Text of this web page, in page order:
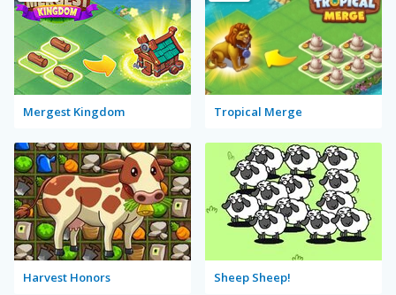
Mergest Kingdom Tropical Merge
Harvest Honors Sheep Sheep!